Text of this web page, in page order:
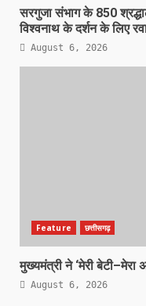
सरगुजा संभाग के 850
विश्वनाथ के दर्शन के लिए
August 6, 2026
Feature छत्तीसगढ़
मुख्यमंत्री ने ‘मेरी बेटी–मेरा
August 6, 2026